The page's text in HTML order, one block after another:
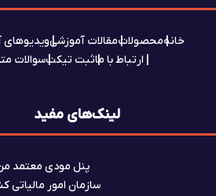
لینک‌های مفید
پنل مودی معتمد
سازمان امور مالیاتی
خانهمحصولاتمقالات آموزشیویدیوهای
ارتباط با ماثبت تیکتسوالات